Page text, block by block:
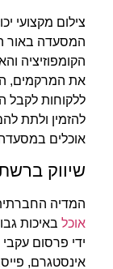
צילום מקצועי
המסעדה באור
הקומפוזיציה
את המרקמים,
ללקוחות לקבל
להזמין ולתת
אוכלים
שיווק
המדיה החברתית
אוכל באיכות
ידי פרסום
אינסטגרם,